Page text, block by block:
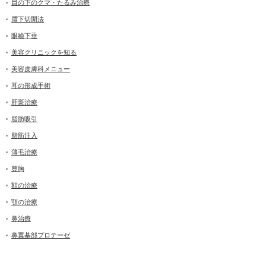
目の下のクマ・たるみ治療
眉下切開法
眼瞼下垂
美容クリニックを知る
美容皮膚科メニュー
耳の形成手術
肝斑治療
脂肪吸引
脂肪注入
薄毛治療
豊胸
額の治療
顎の治療
鼻治療
鼻翼基部プロテーゼ